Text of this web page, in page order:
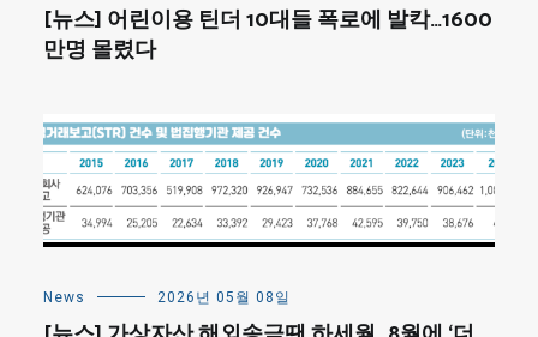
[뉴스] 어린이용 틴더 10대들 폭로에 발칵…1600
만명 몰렸다
News 2026년 05월 08일